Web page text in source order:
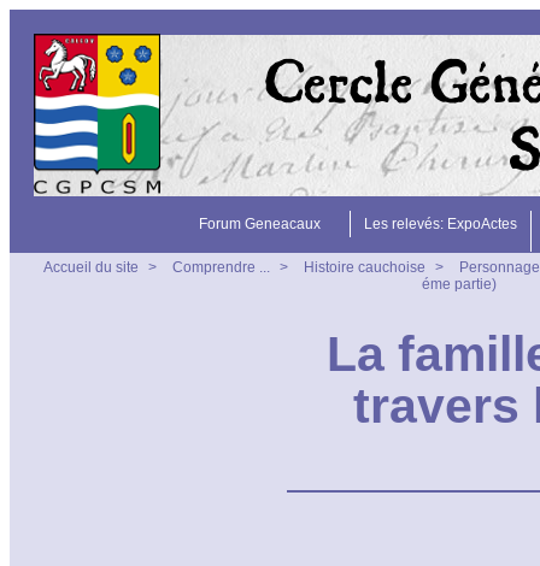
Forum Geneacaux Les relevés: ExpoActes
Accueil du site > Comprendre ... > Histoire cauchoise >
éme partie)
La
travers